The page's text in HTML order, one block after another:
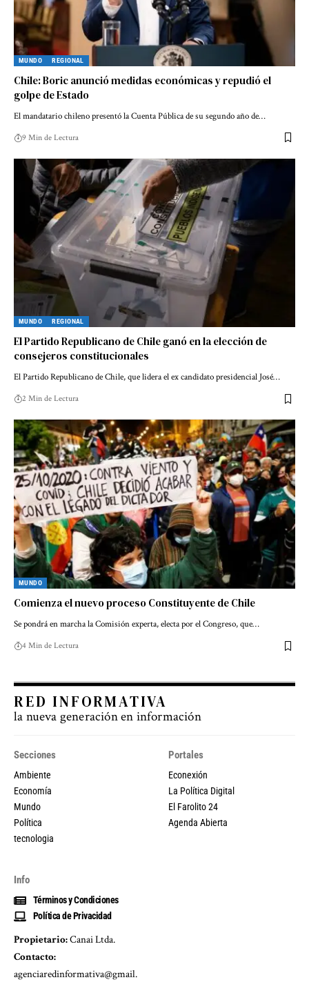
MUNDO REGIONAL
Chile: Boric anunció medidas económicas y repudió el
golpe de Estado
El mandatario chileno presentó la Cuenta Pública de su segundo año de…
9 Min de Lectura
MUNDO REGIONAL
El Partido Republicano de Chile ganó en la elección de
consejeros constitucionales
El Partido Republicano de Chile, que lidera el ex candidato presidencial José…
2 Min de Lectura
MUNDO
Comienza el nuevo proceso Constituyente de Chile
Se pondrá en marcha la Comisión experta, electa por el Congreso, que…
4 Min de Lectura
RED INFORMATIVA
la nueva generación en información
Secciones
Ambiente
Economía
Mundo
Política
tecnologia
Portales
Econexión
La Política Digital
El Farolito 24
Agenda Abierta
Info
Términos y Condiciones
Política de Privacidad
Propietario:Canai Ltda.
Contacto:
agenciaredinformativa@gmail.